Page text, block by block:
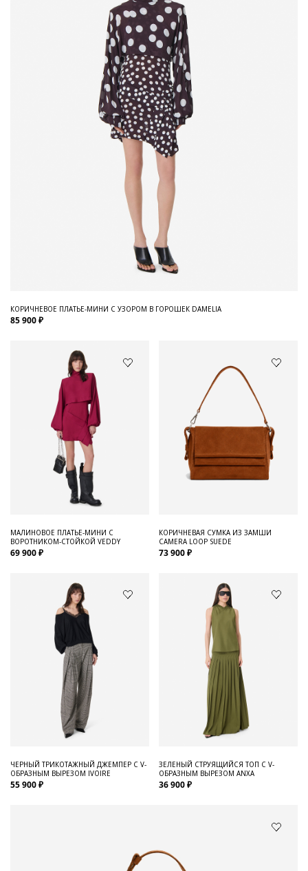
КОРИЧНЕВОЕ ПЛАТЬЕ-МИНИ С УЗОРОМ В ГОРОШЕК DAMELIA
85 900 ₽
МАЛИНОВОЕ ПЛАТЬЕ-МИНИ С
ВОРОТНИКОМ-СТОЙКОЙ VEDDY
69 900 ₽
КОРИЧНЕВАЯ СУМКА ИЗ ЗАМШИ
CAMERA LOOP SUEDE
73 900 ₽
ЧЕРНЫЙ ТРИКОТАЖНЫЙ ДЖЕМПЕР С V-
ОБРАЗНЫМ ВЫРЕЗОМ IVOIRE
55 900 ₽
ЗЕЛЕНЫЙ СТРУЯЩИЙСЯ ТОП С V-
ОБРАЗНЫМ ВЫРЕЗОМ ANXA
36 900 ₽